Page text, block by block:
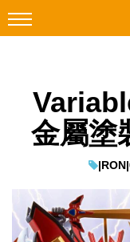
Facebook
科技焦點
遊戲動漫
教學評測
金屬塗
|RON|